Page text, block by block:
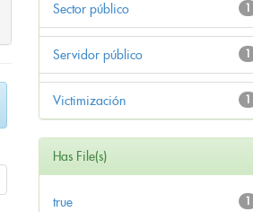
1
Sector público
1
Servidor público
1
Victimización
Has File(s)
1
true